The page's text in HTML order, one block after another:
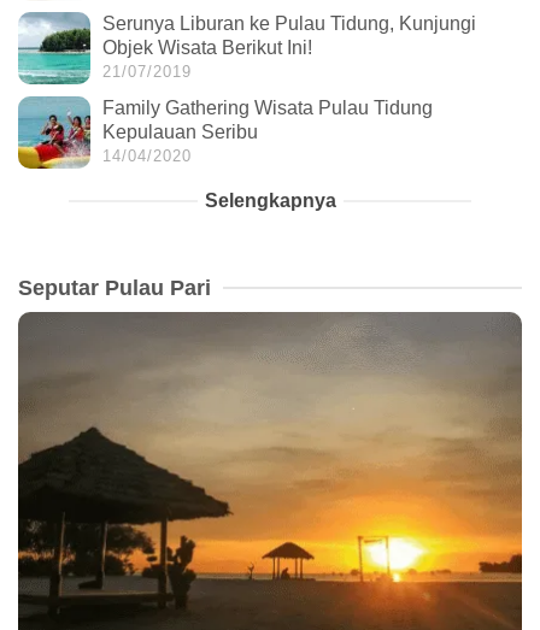
Serunya Liburan ke Pulau Tidung, Kunjungi
Objek Wisata Berikut Ini!
21/07/2019
Family Gathering Wisata Pulau Tidung
Kepulauan Seribu
14/04/2020
Selengkapnya
Seputar Pulau Pari